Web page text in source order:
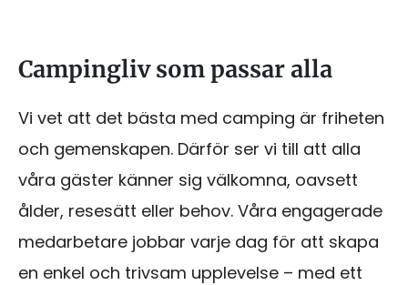
Campingliv som passar alla
Vi vet att det bästa med camping är friheten
och gemenskapen. Därför ser vi till att alla
våra gäster känner sig välkomna, oavsett
ålder, resesätt eller behov. Våra engagerade
medarbetare jobbar varje dag för att skapa
en enkel och trivsam upplevelse – med ett